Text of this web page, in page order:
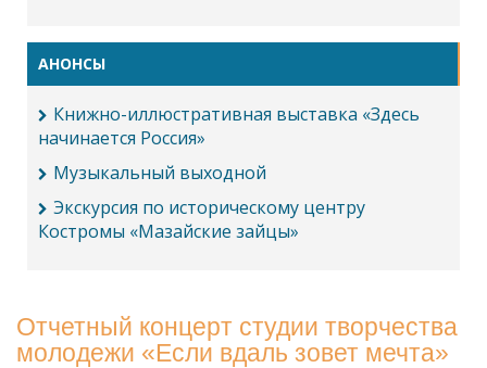
АНОНСЫ
Книжно-иллюстративная выставка «Здесь
начинается Россия»
Музыкальный выходной
Экскурсия по историческому центру
Костромы «Мазайские зайцы»
Отчетный концерт студии творчества
молодежи «Если вдаль зовет мечта»